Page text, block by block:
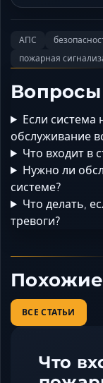
АПС
пожарная
Вопросы
Если система
обслуживание
Что входит в
Нужно ли
системе?
Что делать,
тревоги?
Похожие
ВСЕ СТАТЬИ
Что